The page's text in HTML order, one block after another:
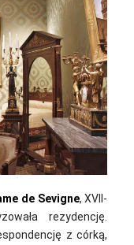
de Sevigne, XVII-
rezydencję.
z córką,